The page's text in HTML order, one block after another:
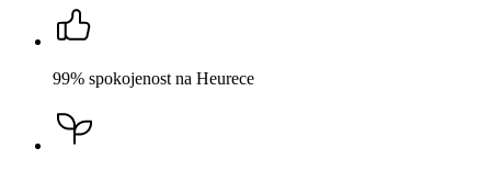
15 500+
Parametry
Hodnocení